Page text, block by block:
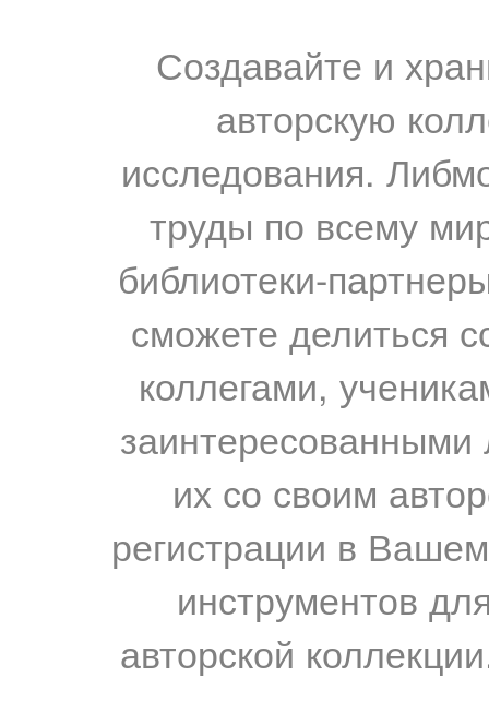
Создавайте и
авторскую
исследования.
труды по всему
библиотеки-
сможете делиться
коллегами,
их со своим
регистрации в
инструментов
авторской